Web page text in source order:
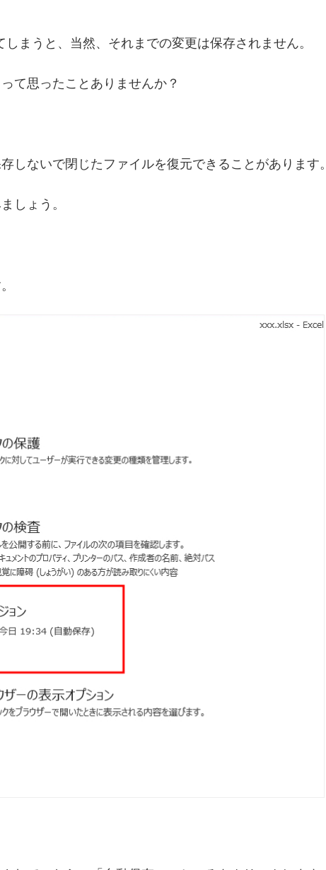
まうと、当然、それまでの変更は保存されません。
て思ったことありませんか？
しないで閉じたファイルを復元できることがあります。
しょう。